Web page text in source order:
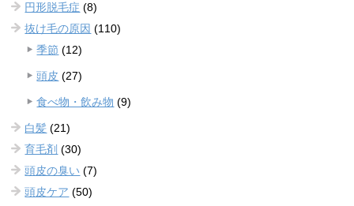
円形脱毛症 (8)
抜け毛の原因 (110)
季節 (12)
頭皮 (27)
食べ物・飲み物 (9)
白髪 (21)
育毛剤 (30)
頭皮の臭い (7)
頭皮ケア (50)